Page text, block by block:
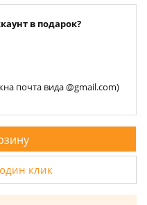
в подарок?
почта вида @gmail.com)
клик